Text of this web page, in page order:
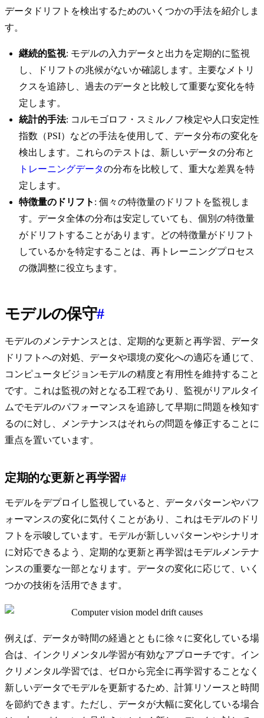
データドリフトを検出するためのいくつかの手法を紹介しま
す。
継続的監視: モデルの入力データと出力を定期的に監視
し、ドリフトの兆候がないか確認します。主要なメトリ
クスを追跡し、過去のデータと比較して重要な変化を特
定します。
統計的手法: コルモゴロフ・スミルノフ検定や人口安定性
指数（PSI）などの手法を使用して、データ分布の変化を
検出します。これらのテストは、新しいデータの分布と
トレーニングデータの分布を比較して、重大な差異を特
定します。
特徴量のドリフト : 個々の特徴量のドリフトを監視しま
す。データ全体の分布は安定していても、個別の特徴量
がドリフトすることがあります。どの特徴量がドリフト
しているかを特定することは、再トレーニングプロセス
の微調整に役立ちます。
モデルの保守#
モデルのメンテナンスとは、定期的な更新と再学習、データ
ドリフトへの対処、データや環境の変化への適応を通じて、
コンピュータビジョンモデルの精度と有用性を維持すること
です。これは監視の対となる工程であり、監視がリアルタイ
ムでモデルのパフォーマンスを追跡して早期に問題を検知す
るのに対し、メンテナンスはそれらの問題を修正することに
重点を置いています。
定期的な更新と再学習#
モデルをデプロイし監視していると、データパターンやパフ
ォーマンスの変化に気付くことがあり、これはモデルのドリ
フトを示唆しています。モデルが新しいパターンやシナリオ
に対応できるよう、定期的な更新と再学習はモデルメンテナ
ンスの重要な一部となります。データの変化に応じて、いく
つかの技術を活用できます。
例えば、データが時間の経過とともに徐々に変化している場
合は、インクリメンタル学習が有効なアプローチです。イン
クリメンタル学習では、ゼロから完全に再学習することなく
新しいデータでモデルを更新するため、計算リソースと時間
を節約できます。ただし、データが大幅に変化している場合